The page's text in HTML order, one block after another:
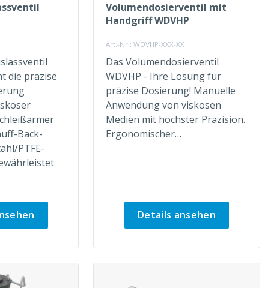
die präzise
Back-
PTFE-
Volumendosierventil mit
Handgriff WDVHP
Art.-Nr.: WDVHP-XXX-XX
Das Volumendosierventil
WDVHP - Ihre Lösung für
präzise Dosierung! Manuelle
Anwendung von viskosen
Medien mit höchster Präzision.
Ergonomischer…
Details ansehen